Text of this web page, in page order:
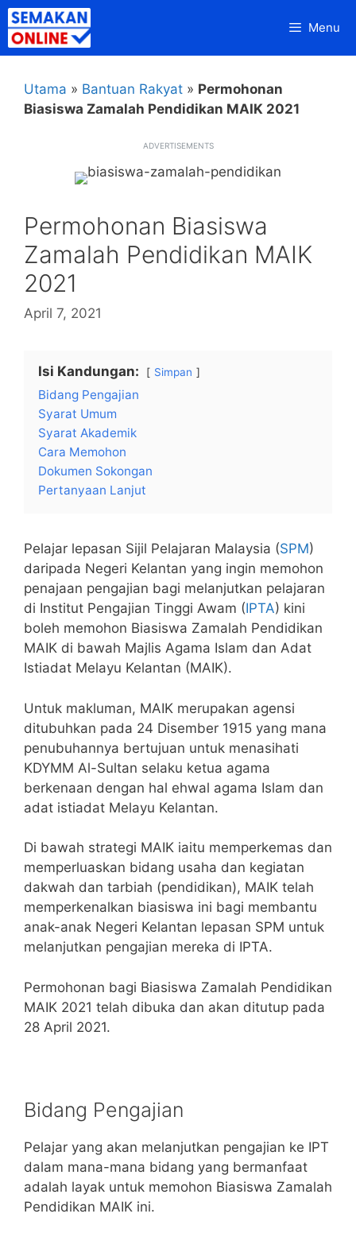
Skip
to
content
Menu
Utama » Bantuan Rakyat » Permohonan
Biasiswa Zamalah Pendidikan MAIK 2021
ADVERTISEMENTS
Permohonan Biasiswa
Zamalah Pendidikan MAIK
2021
April 7, 2021
Isi Kandungan: Simpan
Bidang Pengajian
Syarat Umum
Syarat Akademik
Cara Memohon
Dokumen Sokongan
Pertanyaan Lanjut
Pelajar lepasan Sijil Pelajaran Malaysia (SPM)
daripada Negeri Kelantan yang ingin memohon
penajaan pengajian bagi melanjutkan pelajaran
di Institut Pengajian Tinggi Awam (IPTA) kini
boleh memohon Biasiswa Zamalah Pendidikan
MAIK di bawah Majlis Agama Islam dan Adat
Istiadat Melayu Kelantan (MAIK).
Untuk makluman, MAIK merupakan agensi
ditubuhkan pada 24 Disember 1915 yang mana
penubuhannya bertujuan untuk menasihati
KDYMM Al-Sultan selaku ketua agama
berkenaan dengan hal ehwal agama Islam dan
adat istiadat Melayu Kelantan.
Di bawah strategi MAIK iaitu memperkemas dan
memperluaskan bidang usaha dan kegiatan
dakwah dan tarbiah (pendidikan), MAIK telah
memperkenalkan biasiswa ini bagi membantu
anak-anak Negeri Kelantan lepasan SPM untuk
melanjutkan pengajian mereka di IPTA.
Permohonan bagi Biasiswa Zamalah Pendidikan
MAIK 2021 telah dibuka dan akan ditutup pada
28 April 2021.
Bidang Pengajian
Pelajar yang akan melanjutkan pengajian ke IPT
dalam mana-mana bidang yang bermanfaat
adalah layak untuk memohon Biasiswa Zamalah
Pendidikan MAIK ini.